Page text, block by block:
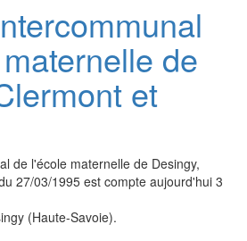
de
et
de l'école maternelle de Desingy,
27/03/1995 est compte aujourd'hui 3
(Haute-Savoie).